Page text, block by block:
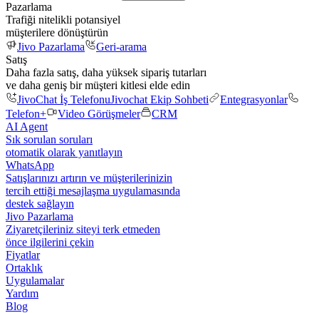
Pazarlama
Trafiği nitelikli potansiyel
müşterilere dönüştürün
Jivo Pazarlama
Geri-arama
Satış
Daha fazla satış, daha yüksek sipariş tutarları
ve daha geniş bir müşteri kitlesi elde edin
JivoChat İş TelefonuJivochat Ekip Sohbeti
Entegrasyonlar
Telefon+
Video Görüşmeler
CRM
AI Agent
Sık sorulan soruları
otomatik olarak yanıtlayın
WhatsApp
Satışlarınızı artırın ve müşterilerinizin
tercih ettiği mesajlaşma uygulamasında
destek sağlayın
Jivo Pazarlama
Ziyaretçileriniz siteyi terk etmeden
önce ilgilerini çekin
Fiyatlar
Ortaklık
Uygulamalar
Yardım
Blog